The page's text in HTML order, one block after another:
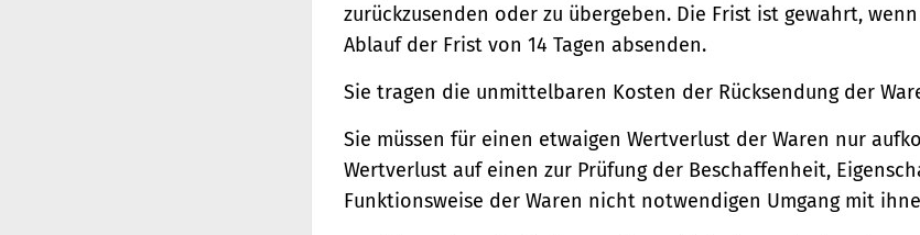
zurückzusenden oder zu übergeben. Die Frist ist gewahrt,
Ablauf der Frist von 14 Tagen absenden.
Sie tragen die unmittelbaren Kosten der Rücksendung der
Sie müssen für einen etwaigen Wertverlust der Waren nur
Wertverlust auf einen zur Prüfung der Beschaffenheit,
Funktionsweise der Waren nicht notwendigen Umgang mit